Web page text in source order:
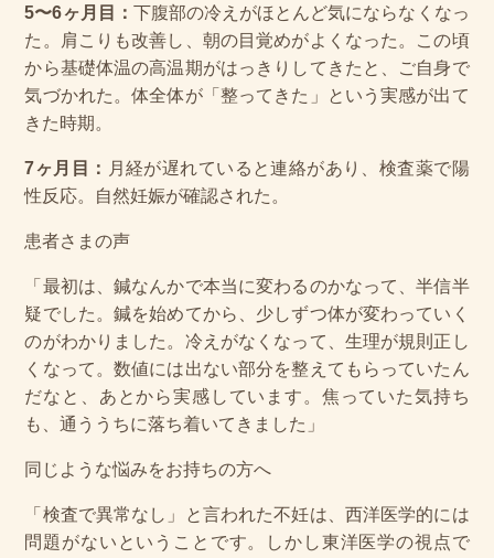
5〜6ヶ月目： 下腹部の冷えがほとんど気にならなくなっ
た。肩こりも改善し、朝の目覚めがよくなった。この頃
から基礎体温の高温期がはっきりしてきたと、ご自身で
気づかれた。体全体が「整ってきた」という実感が出て
きた時期。
7ヶ月目： 月経が遅れていると連絡があり、検査薬で陽
性反応。自然妊娠が確認された。
患者さまの声
「最初は、鍼なんかで本当に変わるのかなって、半信半
疑でした。鍼を始めてから、少しずつ体が変わっていく
のがわかりました。冷えがなくなって、生理が規則正し
くなって。数値には出ない部分を整えてもらっていたん
だなと、あとから実感しています。焦っていた気持ち
も、通ううちに落ち着いてきました」
同じような悩みをお持ちの方へ
「検査で異常なし」と言われた不妊は、西洋医学的には
問題がないということです。しかし東洋医学の視点で